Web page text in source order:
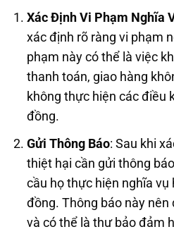
Xác Định Vi Phạm Nghĩa
xác định rõ ràng vi phạm
phạm này có thể là việc
thanh toán, giao hàng
không thực hiện các điều
đồng.
Gửi Thông Báo: Sau khi
thiệt hại cần gửi thông
cầu họ thực hiện nghĩa
đồng. Thông báo này
và có thể là thư bảo đảm